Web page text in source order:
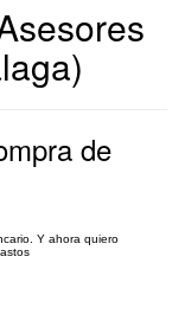
de
Y ahora quiero